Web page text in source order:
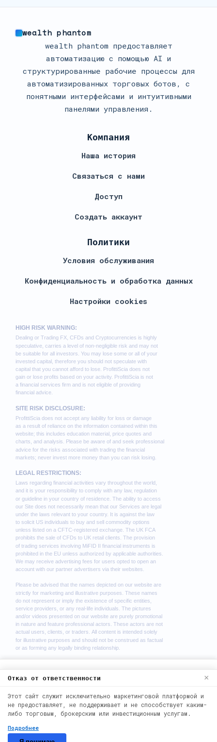
wealth phantom
wealth phantom предоставляет
автоматизацию с помощью AI и
структурированные рабочие процессы для
автоматизированных торговых ботов, с
понятными интерфейсами и интуитивными
панелями управления.
Компания
Наша история
Связаться с нами
Доступ
Создать аккаунт
Политики
Условия обслуживания
Конфиденциальность и обработка данных
Настройки cookies
©2026
защищены.
website, you agree to our use of cookies.
See ourCookie Policy for more
information.
Accept
Отказ от ответственности ×
Этот сайт служит исключительно маркетинговой платформой и
не предоставляет, не поддерживает и не способствует каким-
либо торговым, брокерским или инвестиционным услугам.
Подробнее